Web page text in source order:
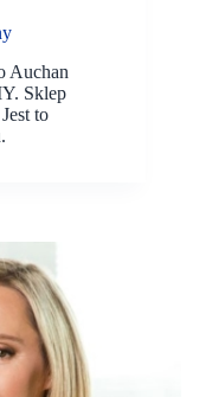
Auchan
Sklep
to